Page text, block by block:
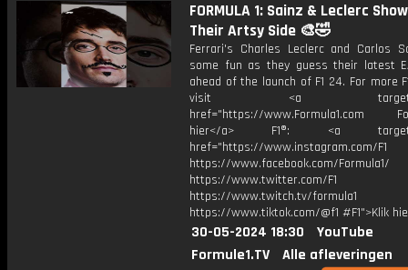
FORMULA 1: Sainz & Leclerc
Their Artsy Side 🎨🤣
Ferrari's Charles Leclerc and Carlos
some fun as they guess their latest
ahead of the launch of F1 24. For more
visit <a
href="https://www.Formula1.com
hier</a> F1®: <a
href="https://www.instagram.com/F1
https://www.facebook.com/Formula1/
https://www.twitter.com/F1
https://www.twitch.tv/formula1
https://www.tiktok.com/@f1 #F1">Klik
30-05-2024 18:30
YouTube
Formule1.TV
Alle afleveringen